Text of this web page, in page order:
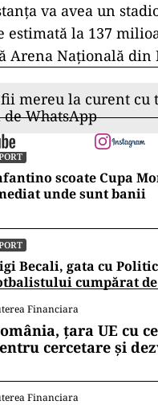
va avea un
estimată la 137
Arena Națională din
mereu la curent cu
WhatsApp
scoate Cupa
unde sunt banii
Becali, gata cu
cumpărat de
Financiara
țara UE cu
cercetare și
Financiara